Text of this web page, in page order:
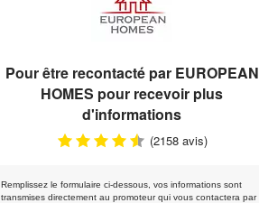
Pour être recontacté par EUROPEAN
HOMES pour recevoir plus
d'informations
(2158 avis)
Remplissez le formulaire ci-dessous, vos informations sont
transmises directement au promoteur qui vous contactera par